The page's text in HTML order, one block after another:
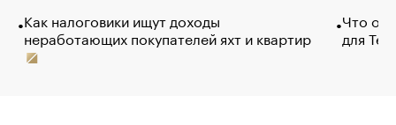
Как налоговики ищут доходы
неработающих покупателей яхт и квартир
Что
для